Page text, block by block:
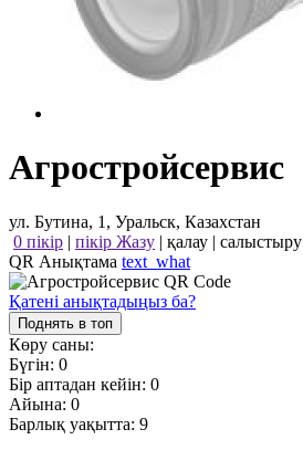
Агростройсервис
ул. Бутина, 1, Уральск, Казахстан
0 пікір | пікір Жазу | қалау | салыстыру
QR Анықтама text_what
Қатені анықтадыңыз ба?
Поднять в топ
Көру саны:
Бүгін: 0
Бір аптадан кейін: 0
Айына: 0
Барлық уақытта: 9